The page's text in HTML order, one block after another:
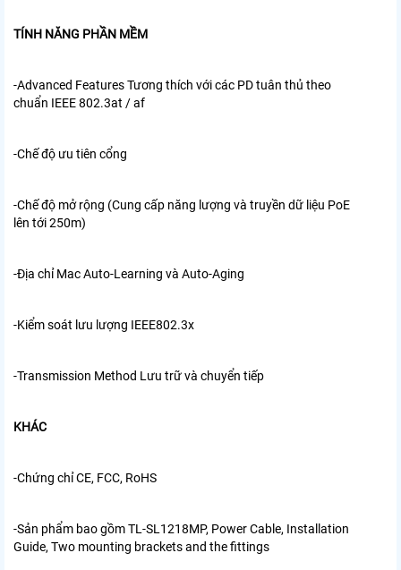
TÍNH NĂNG PHẦN MỀM
-Advanced FeaturesTương thích với các PD tuân thủ theo
chuẩn IEEE 802.3at / af
-Chế độ ưu tiên cổng
-Chế độ mở rộng (Cung cấp năng lượng và truyền dữ liệu PoE
lên tới 250m)
-Địa chỉ Mac Auto-Learning và Auto-Aging
-Kiểm soát lưu lượng IEEE802.3x
-Transmission Method Lưu trữ và chuyển tiếp
KHÁC
-Chứng chỉCE, FCC, RoHS
-Sản phẩm bao gồmTL-SL1218MP, Power Cable, Installation
Guide, Two mounting brackets and the fittings